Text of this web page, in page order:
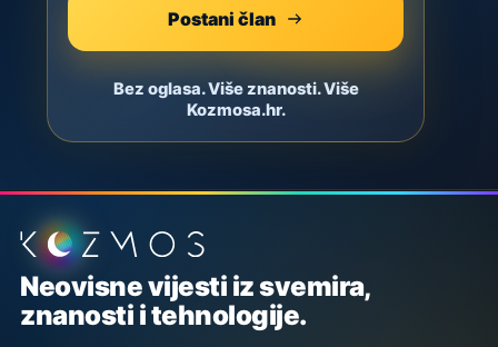
Postani član
Bez oglasa. Više znanosti. Više
Kozmosa.hr.
Podnožje stranice
Neovisne vijesti iz svemira,
znanosti i tehnologije.